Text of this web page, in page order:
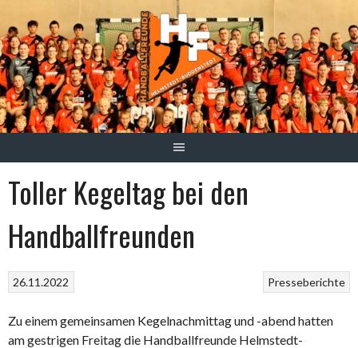
zum
Inhalt
Toller Kegeltag bei den
Handballfreunden
Presseberichte
26.11.2022
Zu einem gemeinsamen Kegelnachmittag und -abend hatten
am gestrigen Freitag die Handballfreunde Helmstedt-